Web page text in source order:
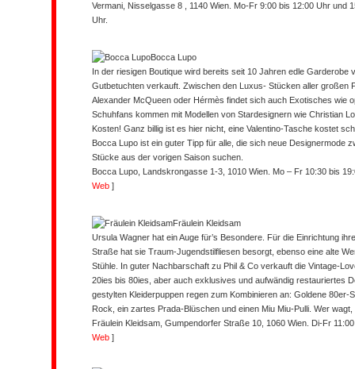
Vermani, Nisselgasse 8 , 1140 Wien. Mo-Fr 9:00 bis 12:00 Uhr und
Uhr.
Bocca Lupo
In der riesigen Boutique wird bereits seit 10 Jahren edle Garderobe
Gutbetuchten verkauft. Zwischen den Luxus- Stücken aller großen
Alexander McQueen oder Hérmès findet sich auch Exotisches wie
Schuhfans kommen mit Modellen von Stardesignern wie Christian
Kosten! Ganz billig ist es hier nicht, eine Valentino-Tasche kostet
Bocca Lupo ist ein guter Tipp für alle, die sich neue Designermode
Stücke aus der vorigen Saison suchen.
Bocca Lupo, Landskrongasse 1-3, 1010 Wien. Mo – Fr 10:30 bis
Web ]
Fräulein Kleidsam
Ursula Wagner hat ein Auge für’s Besondere. Für die Einrichtung
Straße hat sie Traum-Jugendstilfliesen besorgt, ebenso eine alte
Stühle. In guter Nachbarschaft zu Phil & Co verkauft die Vintage-
20ies bis 80ies, aber auch exklusives und aufwändig restauriertes
gestylten Kleiderpuppen regen zum Kombinieren an: Goldene 80er-
Rock, ein zartes Prada-Blüschen und einen Miu Miu-Pulli. Wer
Fräulein Kleidsam, Gumpendorfer Straße 10, 1060 Wien. Di-Fr
Web ]